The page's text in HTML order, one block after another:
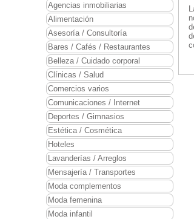
Agencias inmobiliarias
Alimentación
Asesoría / Consultoría
Bares / Cafés / Restaurantes
Belleza / Cuidado corporal
Clínicas / Salud
Comercios varios
Comunicaciones / Internet
Deportes / Gimnasios
Estética / Cosmética
Hoteles
Lavanderías / Arreglos
Mensajería / Transportes
Moda complementos
Moda femenina
Moda infantil